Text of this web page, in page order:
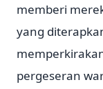
memberi
yang
pergeseran